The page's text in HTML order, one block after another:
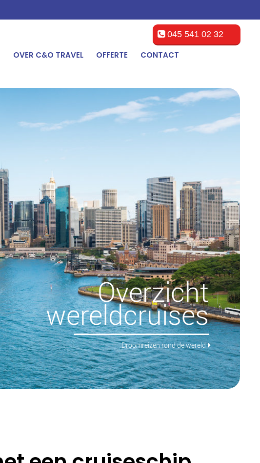
045 541 02 32
CONTACT
OFFERTE
OVER C&O TRAVEL
Overzicht
wereldcruises
Droomreizen rond de wereld